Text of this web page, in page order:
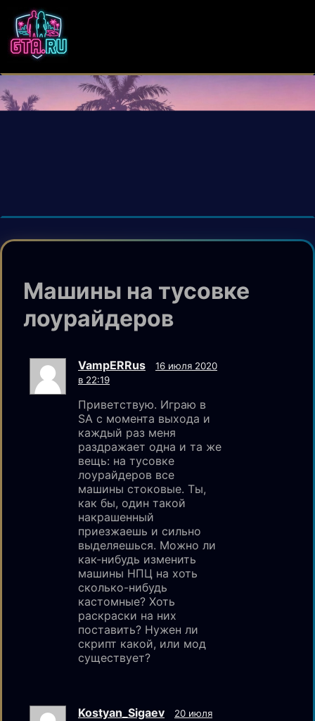
Машины на тусовке
лоурайдеров
VampERRus
16 июля 2020
в 22:19
Приветствую. Играю в
SA с момента выхода и
каждый раз меня
раздражает одна и та же
вещь: на тусовке
лоурайдеров все
машины стоковые. Ты,
как бы, один такой
накрашенный
приезжаешь и сильно
выделяешься. Можно ли
как-нибудь изменить
машины НПЦ на хоть
сколько-нибудь
кастомные? Хоть
раскраски на них
поставить? Нужен ли
скрипт какой, или мод
существует?
Kostyan_Sigaev
20 июля